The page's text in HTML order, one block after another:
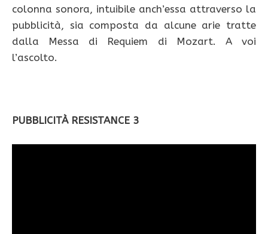
colonna sonora, intuibile anch’essa attraverso la
pubblicità, sia composta da alcune arie tratte
dalla Messa di Requiem di Mozart. A voi
l’ascolto.
PUBBLICITÀ RESISTANCE 3